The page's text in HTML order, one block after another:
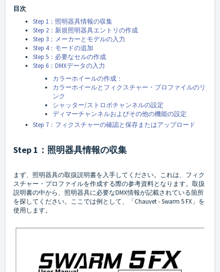
目次
Step 1：照明器具情報の収集
Step 2：新規照明器具エントリの作成
Step 3：メーカーとモデルの入力
Step 4：モードの追加
Step 5：必要なセルの作成
Step 6：DMXデータの入力
カラーホイールの作成：
カラーホイールとフィクスチャー・プロファイルのリ
ンク
シャッター/ストロボチャンネルの設定
ディマーチャンネルおよびその他の機能の設定
Step 7：フィクスチャーの確認と保存またはアップロード
Step 1：照明器具情報の収集
まず、照明器具の取扱説明書を入手してください。これは、フィク
スチャー・プロファイルを作成する際の参考資料となります。取扱
説明書の中から、照明器具に必要なDMX情報が記載されている箇所
を探してください。ここでは例として、「Chauvet - Swarm 5 FX」を
使用します。